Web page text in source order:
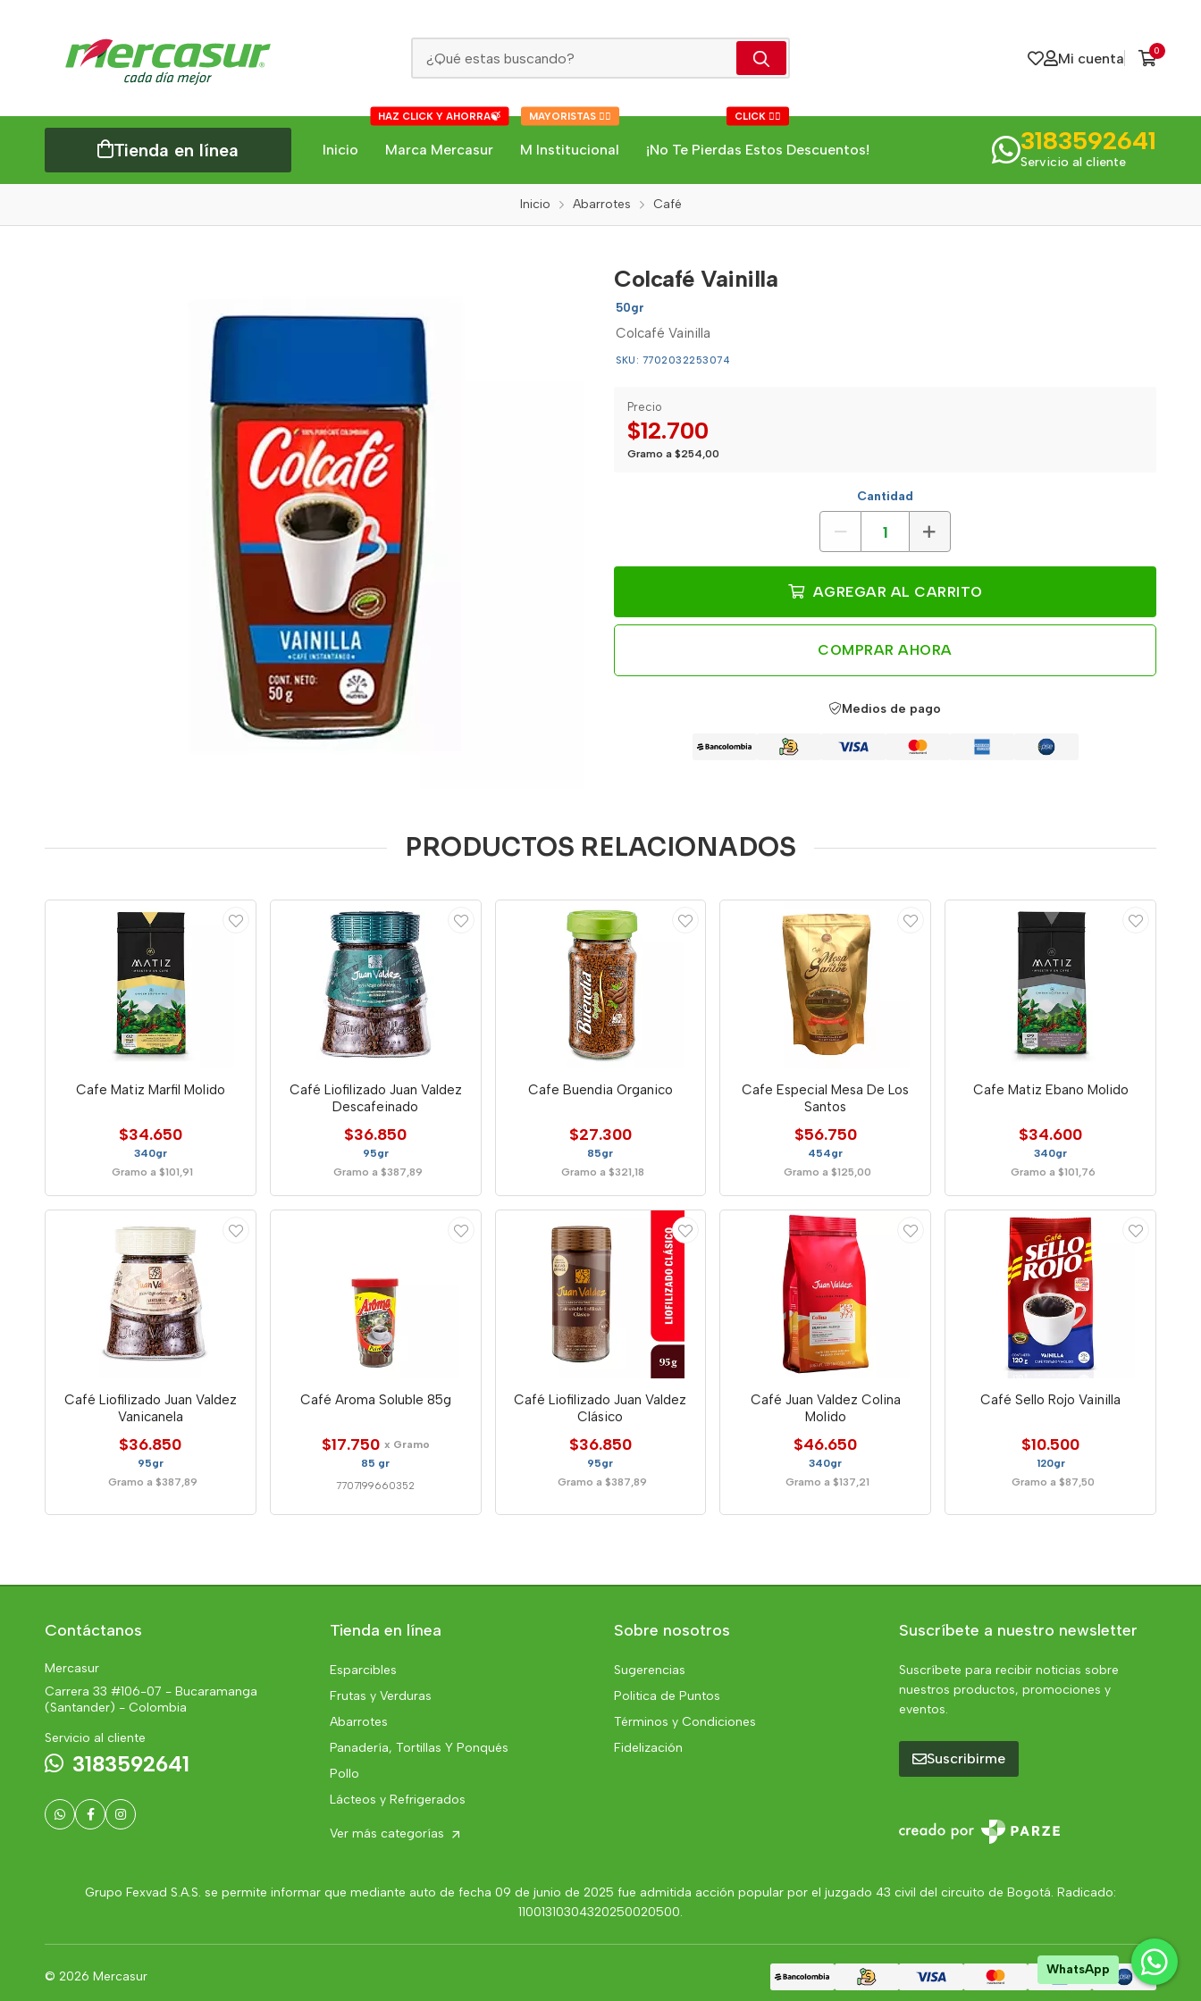
Mi cuenta 0
Tienda en línea Inicio Marca Mercasur
HAZ CLICK Y AHORRA🍃
M Institucional
MAYORISTAS 👇🏻
¡No Te Pierdas Estos Descuentos!
CLICK 👇🏻
3183592641
Servicio al cliente
Inicio Abarrotes Café
Colcafé Vainilla
50gr
Colcafé Vainilla
SKU: 7702032253074
Precio
$12.700
Gramo a $254,00
Cantidad
AGREGAR AL CARRITO
COMPRAR AHORA
Medios de pago
PRODUCTOS RELACIONADOS
Cafe Matiz Marfil Molido
$34.650
340gr
Gramo a $101,91
Café Liofilizado Juan Valdez
Descafeinado
$36.850
95gr
Gramo a $387,89
Cafe Buendia Organico
$27.300
85gr
Gramo a $321,18
Cafe Especial Mesa De Los
Santos
$56.750
454gr
Gramo a $125,00
Cafe Matiz Ebano Molido
$34.600
340gr
Gramo a $101,76
Café Liofilizado Juan Valdez
Vanicanela
$36.850
95gr
Gramo a $387,89
Café Aroma Soluble 85g
$17.750 x Gramo
85 gr
7707199660352
Café Liofilizado Juan Valdez
Clásico
$36.850
95gr
Gramo a $387,89
Café Juan Valdez Colina
Molido
$46.650
340gr
Gramo a $137,21
Café Sello Rojo Vainilla
$10.500
120gr
Gramo a $87,50
Contáctanos
Mercasur
Carrera 33 #106-07 - Bucaramanga
(Santander) - Colombia
Servicio al cliente
3183592641
Tienda en línea
Esparcibles
Frutas y Verduras
Abarrotes
Panadería, Tortillas Y Ponqués
Pollo
Lácteos y Refrigerados
Ver más categorías
Sobre nosotros
Sugerencias
Politica de Puntos
Términos y Condiciones
Fidelización
Suscríbete a nuestro newsletter
Suscríbete para recibir noticias sobre
nuestros productos, promociones y
eventos.
Suscribirme
Grupo Fexvad S.A.S. se permite informar que mediante auto de fecha 09 de junio de 2025 fue admitida acción popular por el juzgado 43 civil del circuito de Bogotá. Radicado:
11001310304320250020500.
© 2026 Mercasur WhatsApp